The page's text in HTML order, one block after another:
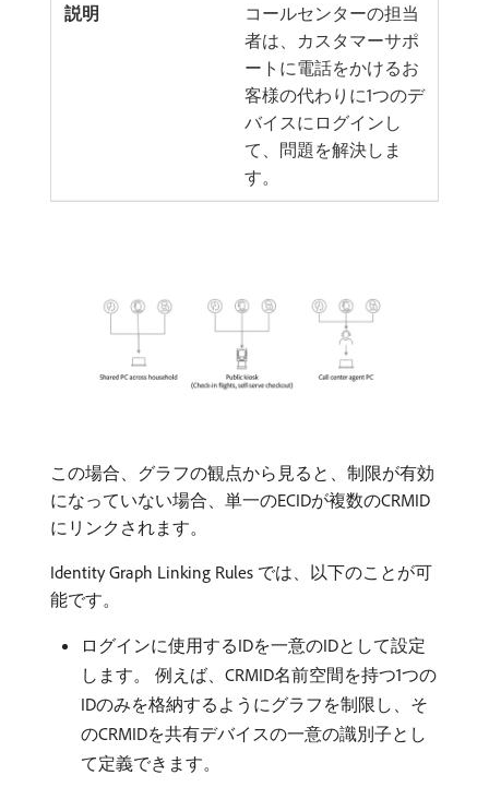
コールセンターの担当
者は、カスタマーサポ
ートに電話をかけるお
客様の代わりに1つのデ
バイスにログインし
て、問題を解決しま
す。
この場合、グラフの観点から見ると、制限が有効
になっていない場合、単一のECIDが複数のCRMID
にリンクされます。
Identity Graph Linking Rules では、以下のことが可
能です。
ログインに使用するIDを一意のIDとして設定
します。 例えば、CRMID名前空間を持つ1つの
IDのみを格納するようにグラフを制限し、そ
のCRMIDを共有デバイスの一意の識別子とし
て定義できます。